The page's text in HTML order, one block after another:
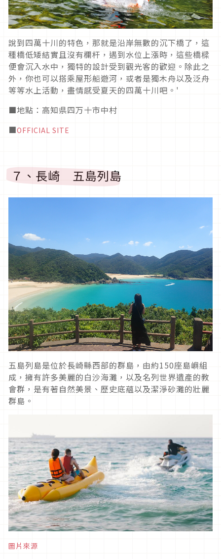
說到四萬十川的特色，那就是沿岸無數的沉下橋了，這
種橋低矮結實且沒有欄杆，遇到水位上漲時，這些橋樑
便會沉入水中，獨特的設計受到觀光客的歡迎。除此之
外，你也可以搭乘屋形船遊河，或者是獨木舟以及泛舟
等等水上活動，盡情感受夏天的四萬十川吧。'
■地點：高知県四万十市中村
■OFFICIAL SITE
７、長崎 五島列島
五島列島是位於長崎縣西部的群島，由約150座島嶼組
成，擁有許多美麗的白沙海灘，以及名列世界遺產的教
會群，是有著自然美景、歷史底蘊以及潔淨砂灘的壯麗
群島。
圖片來源